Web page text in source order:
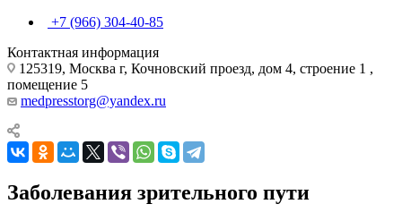
+7 (966) 304-40-85
Контактная информация
125319, Москва г, Кочновский проезд, дом 4, строение 1 ,
помещение 5
medpresstorg@yandex.ru
Заболевания зрительного пути